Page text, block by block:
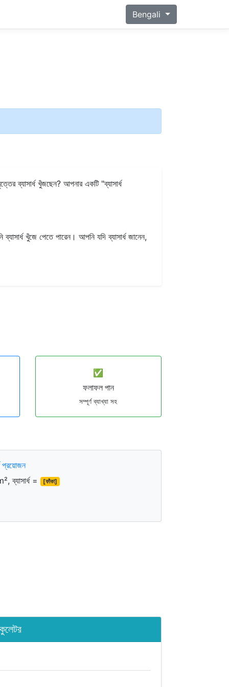
Bengali
ব্যাসার্ধ খুঁজছেন? আপনার একটি "ব্যাসার্ধ
খুঁজে পেতে পারেন। আপনি যদি ব্যাসার্ধ জানেন,
✅
ফলাফল পান
সম্পূর্ণ ব্যাখ্যা সহ
প্রয়োজন
ব্যাসার্ধ =
[ফাঁকা]